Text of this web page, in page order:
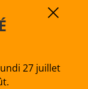
27 juillet
×